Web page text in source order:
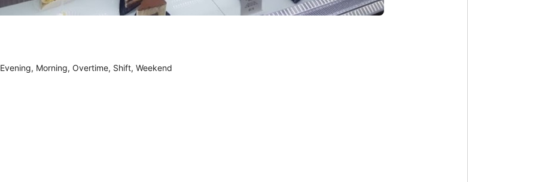
Morning, Overtime, Shift, Weekend